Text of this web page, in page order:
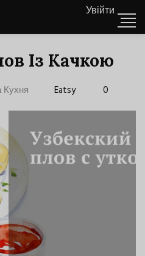
Увійти
Із Качкою
Кухня Eatsy 0